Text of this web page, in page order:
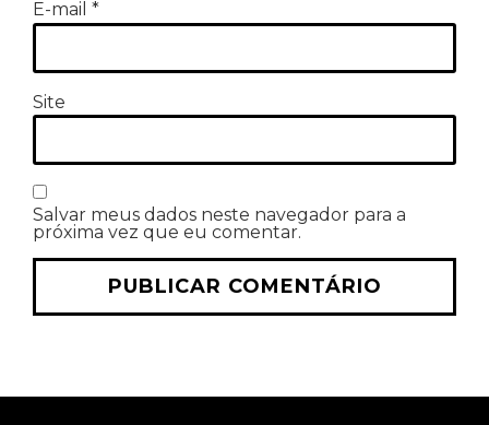
E-mail *
Site
Salvar meus dados neste navegador para a
próxima vez que eu comentar.